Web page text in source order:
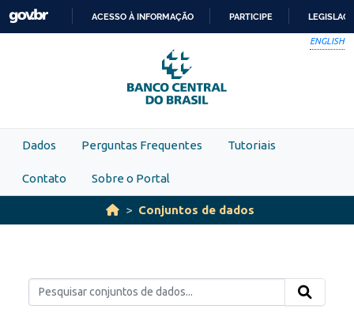
Skip to main content
PARA
O
CONTEÚDO
ACESSO À INFORMAÇÃO PARTICIPE
ENGLISH
Dados Perguntas Frequentes Tutoriais
Contato Sobre o Portal
Conjuntos de dados